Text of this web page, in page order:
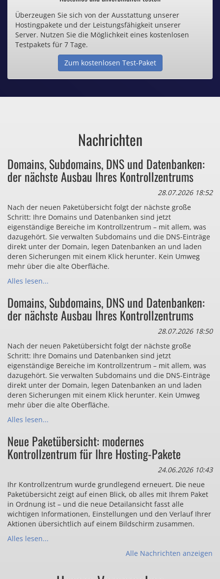
Inklusive .de Domain
Webspace ab 1,25€ / Monat
Günstige SSL-Zertifikate
Bezahlen Sie auch zu viel
für Dinge, die sie gar nicht brauchen?
Überzeugen Sie sich von der Ausstattung unserer
Hostingpakete und der Leistungsfähigkeit unserer
Server. Nutzen Sie die Möglichkeit eines kostenlosen
Testpakets für 7 Tage.
Zum kostenlosen Test-Paket
Nachrichten
Domains, Subdomains, DNS und Datenbanken:
der nächste Ausbau Ihres Kontrollzentrums
28.07.2026 18:52
Nach der neuen Paketübersicht folgt der nächste große
Schritt: Ihre Domains und Datenbanken sind jetzt
eigenständige Bereiche im Kontrollzentrum – mit allem, was
dazugehört. Sie verwalten Subdomains und die DNS-Einträge
direkt unter der Domain, legen Datenbanken an und laden
deren Sicherungen mit einem Klick herunter. Kein Umweg
mehr über die alte Oberfläche.
Alles lesen...
Domains, Subdomains, DNS und Datenbanken:
der nächste Ausbau Ihres Kontrollzentrums
28.07.2026 18:50
Nach der neuen Paketübersicht folgt der nächste große
Schritt: Ihre Domains und Datenbanken sind jetzt
eigenständige Bereiche im Kontrollzentrum – mit allem, was
dazugehört. Sie verwalten Subdomains und die DNS-Einträge
direkt unter der Domain, legen Datenbanken an und laden
deren Sicherungen mit einem Klick herunter. Kein Umweg
mehr über die alte Oberfläche.
Alles lesen...
Neue Paketübersicht: modernes
Kontrollzentrum für Ihre Hosting-Pakete
24.06.2026 10:43
Ihr Kontrollzentrum wurde grundlegend erneuert. Die neue
Paketübersicht zeigt auf einen Blick, ob alles mit Ihrem Paket
in Ordnung ist – und die neue Detailansicht fasst alle
wichtigen Informationen, Einstellungen und den Verlauf Ihrer
Aktionen übersichtlich auf einem Bildschirm zusammen.
Alles lesen...
Alle Nachrichten anzeigen